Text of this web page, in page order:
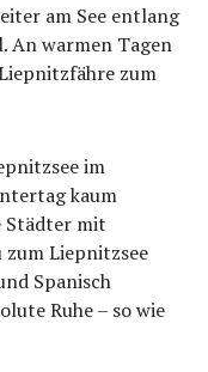
am See entlang
An warmen Tagen
zum
im
kaum
Städter mit
zum Liepnitzsee
Spanisch
Ruhe – so wie